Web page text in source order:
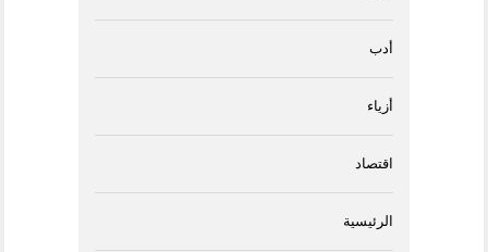
أدب
أزياء
اقتصاد
الرئيسية